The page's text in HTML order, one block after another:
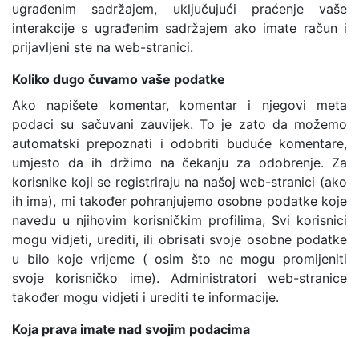
ugrađenim sadržajem, uključujući praćenje vaše
interakcije s ugrađenim sadržajem ako imate račun i
prijavljeni ste na web-stranici.
Koliko dugo čuvamo vaše podatke
Ako napišete komentar, komentar i njegovi meta
podaci su sačuvani zauvijek. To je zato da možemo
automatski prepoznati i odobriti buduće komentare,
umjesto da ih držimo na čekanju za odobrenje. Za
korisnike koji se registriraju na našoj web-stranici (ako
ih ima), mi također pohranjujemo osobne podatke koje
navedu u njihovim korisničkim profilima, Svi korisnici
mogu vidjeti, urediti, ili obrisati svoje osobne podatke
u bilo koje vrijeme ( osim što ne mogu promijeniti
svoje korisničko ime). Administratori web-stranice
također mogu vidjeti i urediti te informacije.
Koja prava imate nad svojim podacima